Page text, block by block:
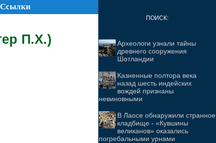
Ссылки
П.Х.)
ПОИСК:
Археологи узнали тайны
древнего сооружения
Шотландии
Казненные полтора века
назад шесть индейских
вождей признаны
невиновными
В Лаосе обнаружили странное
кладбище - «Кувшины
великанов» оказались
погребальными урнами